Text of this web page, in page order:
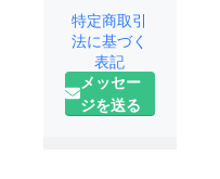
〈編集委
□杉田俊介
批評家。
特定商取引
法に基づく
表記
メッセー
ジを送る